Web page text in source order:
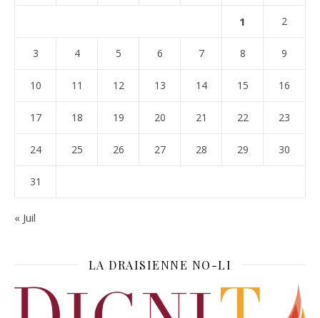
1 2
3 4 5 6 7 8 9
10 11 12 13 14 15 16
17 18 19 20 21 22 23
24 25 26 27 28 29 30
31
« Juil
LA DRAISIENNE NO-LI